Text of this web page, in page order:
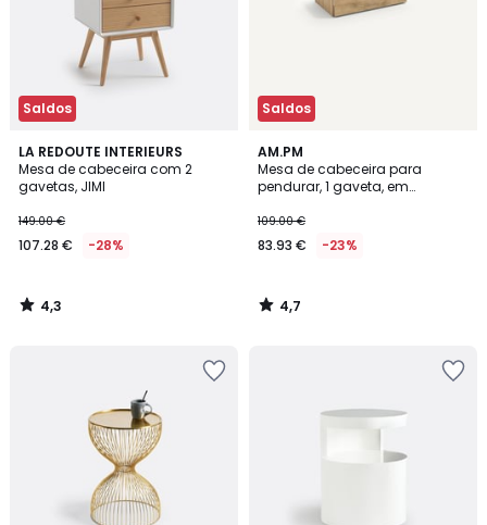
Saldos
LA REDOUTE INTERIEURS
Mesa de cabeceira com 2
gavetas, JIMI
149.00 €
107.28 € -28%
4,3
/ 5
4,3
/
Saldos
AM.PM
Mesa de cabeceira para
pendurar, 1 gaveta, em
109.00 €
83.93 € -23%
4,7
/ 5
4,7
/